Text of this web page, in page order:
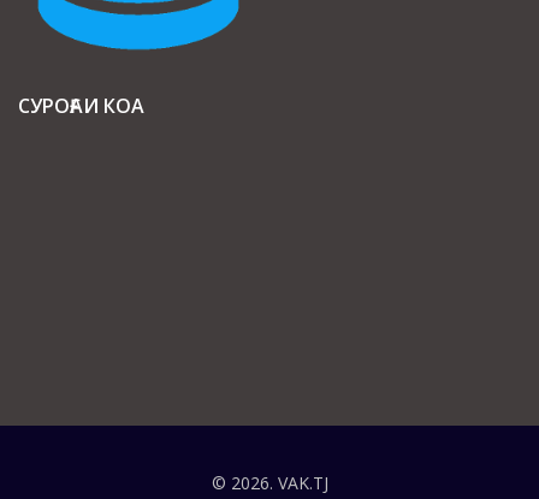
СУРОҒАИ КОА
© 2026. VAK.TJ